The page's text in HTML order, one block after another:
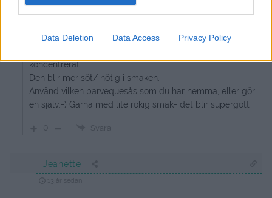
Data Deletion Data Access Privacy Policy
jennysmatblogg
Anemonia
koncentrerat.
Den blir mer söt/ nötig i smaken.
Använd vilken barvequesås som du har hemma, eller gör
en själv:-) Gärna med lite rökig smak- det blir supergott
0 Svara
Jeanette
13 år sedan